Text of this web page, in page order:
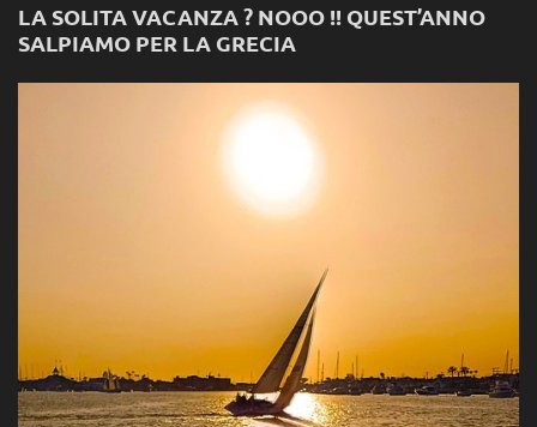
LA SOLITA VACANZA ? NOOO !! QUEST’ANNO
SALPIAMO PER LA GRECIA